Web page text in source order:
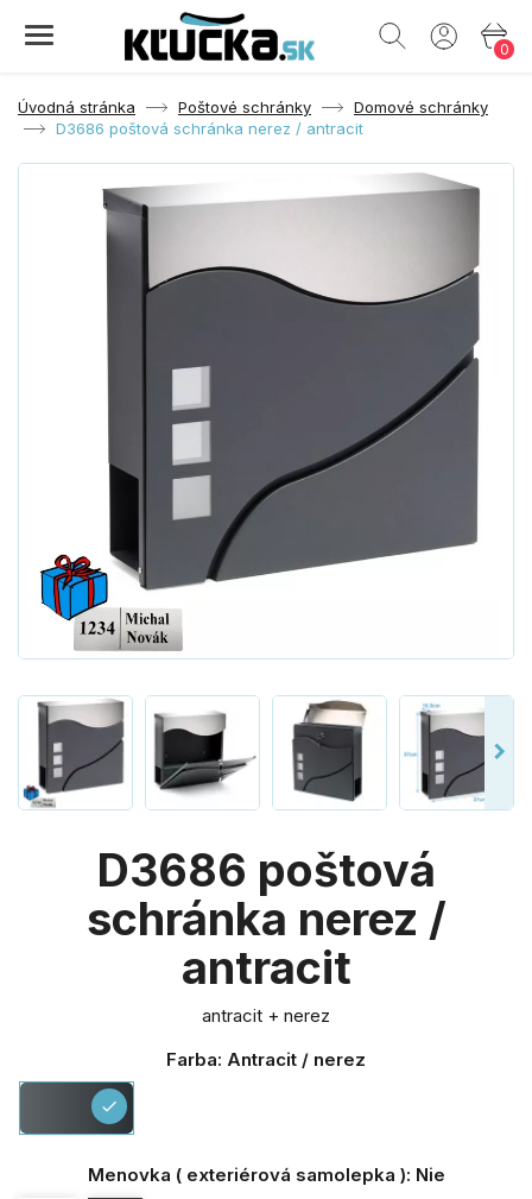
0
Úvodná stránka Poštové schránky
Domové schránky
D3686 poštová schránka nerez / antracit
D3686 poštová
schránka nerez /
antracit
antracit + nerez
Farba: Antracit / nerez
Antracit
nerez
check
Menovka ( exteriérová samolepka ): Nie